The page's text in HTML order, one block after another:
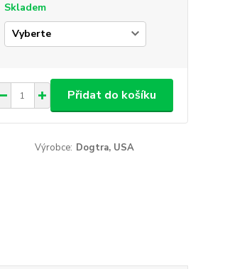
Skladem
Přidat do košíku
Výrobce: Dogtra, USA